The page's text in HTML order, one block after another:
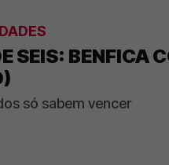
SEIS: BENFICA
só sabem vencer